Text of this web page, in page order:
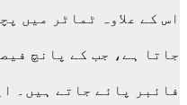
اس کے علاوہ ٹماٹر میں
جاتا ہے، جب کے پانچ
فائبر پائے جاتے ہیں۔